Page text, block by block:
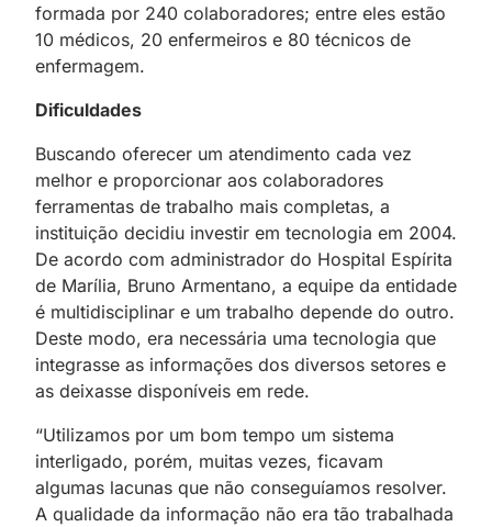
formada por 240 colaboradores; entre eles estão
10 médicos, 20 enfermeiros e 80 técnicos de
enfermagem.
Dificuldades
Buscando oferecer um atendimento cada vez
melhor e proporcionar aos colaboradores
ferramentas de trabalho mais completas, a
instituição decidiu investir em tecnologia em 2004.
De acordo com administrador do Hospital Espírita
de Marília, Bruno Armentano, a equipe da entidade
é multidisciplinar e um trabalho depende do outro.
Deste modo, era necessária uma tecnologia que
integrasse as informações dos diversos setores e
as deixasse disponíveis em rede.
“Utilizamos por um bom tempo um sistema
interligado, porém, muitas vezes, ficavam
algumas lacunas que não conseguíamos resolver.
A qualidade da informação não era tão trabalhada